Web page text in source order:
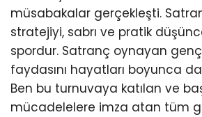
müsabakalar gerçekleşti.
stratejiyi, sabrı ve pratik
spordur. Satranç oynayan
faydasını hayatları boyunca
Ben bu turnuvaya katılan ve
mücadelelere imza atan tüm